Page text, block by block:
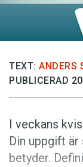
Föreslå nyord
Prenumerera
Läs
TEXT: ANDERS
PUBLICERAD
I veckans
Din uppgift
betyder.